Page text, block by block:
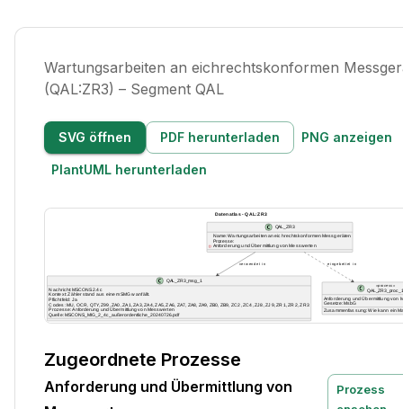
Wartungsarbeiten an eichrechtskonformen
(QAL:ZR3) – Segment QAL
SVG öffnen PDF herunterladen PNG anzeigen
PlantUML herunterladen
Zugeordnete Prozesse
Anforderung und Übermittlung von
Prozess